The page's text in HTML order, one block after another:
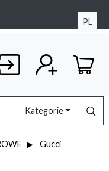
PL
Kategorie
Gucci